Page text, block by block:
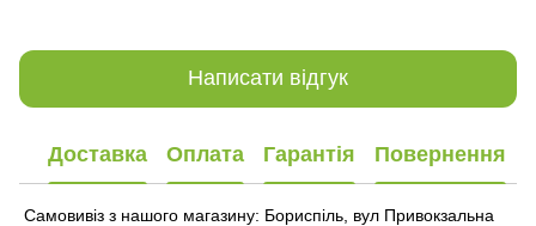
Написати відгук
Доставка Оплата Гарантія Повернення
Самовивіз з нашого магазину: Бориспіль, вул Привокзальна